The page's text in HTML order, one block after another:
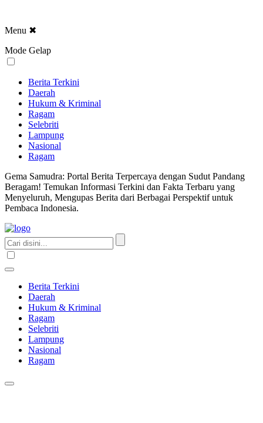
Menu ✖
Mode Gelap
Berita Terkini
Daerah
Hukum & Kriminal
Ragam
Selebriti
Lampung
Nasional
Ragam
Gema Samudra: Portal Berita Terpercaya dengan Sudut Pandang
Beragam! Temukan Informasi Terkini dan Fakta Terbaru yang
Menyeluruh, Mengupas Berita dari Berbagai Perspektif untuk
Pembaca Indonesia.
Berita Terkini
Daerah
Hukum & Kriminal
Ragam
Selebriti
Lampung
Nasional
Ragam